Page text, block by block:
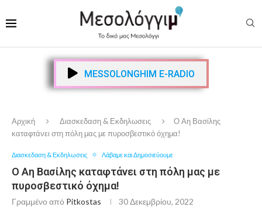
MESSOLONGHIM E-RADIO
Αρχική Διασκεδαση & Εκδηλωσεις
Ο Αη Βασίλης
καταφτάνει στη πόλη μας με πυροσβεστικό όχημα!
Διασκεδαση & Εκδηλωσεις Λάβαμε και Δημοσιεύουμε
Ο Αη Βασίλης καταφτάνει στη πόλη μας με
πυροσβεστικό όχημα!
Γραμμένο από Pitkostas 30 Δεκεμβρίου, 2022